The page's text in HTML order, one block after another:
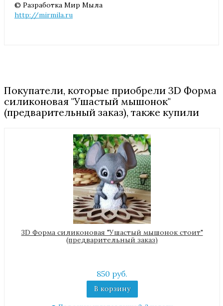
© Разработка Мир Мыла
http://mirmila.ru
Покупатели, которые приобрели 3D Форма
силиконовая "Ушастый мышонок"
(предварительный заказ), также купили
3D Форма силиконовая "Ушастый мышонок стоит"
(предварительный заказ)
850 руб.
В корзину